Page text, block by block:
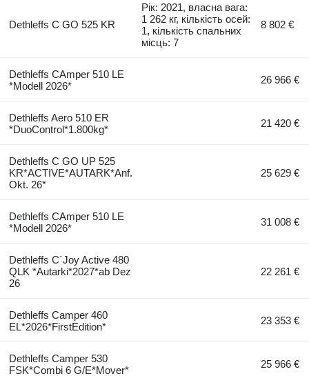
Dethleffs C GO 525 KR
Рік: 2021, власна вага:
1 262 кг, кількість осей:
1, кількість спальних
місць: 7
8 802 €
Dethleffs CAmper 510 LE
*Modell 2026*
26 966 €
Dethleffs Aero 510 ER
*DuoControl*1.800kg*
21 420 €
Dethleffs C GO UP 525
KR*ACTIVE*AUTARK*Anf.
Okt. 26*
25 629 €
Dethleffs CAmper 510 LE
*Modell 2026*
31 008 €
Dethleffs C´Joy Active 480
QLK *Autarki*2027*ab Dez
26
22 261 €
Dethleffs Camper 460
EL*2026*FirstEdition*
23 353 €
Dethleffs Camper 530
FSK*Combi 6 G/E*Mover*
25 966 €